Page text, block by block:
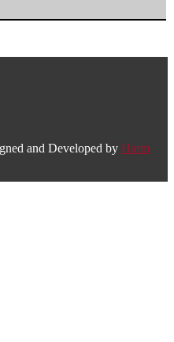
and Developed by Harm